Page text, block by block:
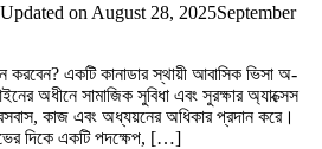
Updated on August 28, 2025September
একটি কানাডার স্থায়ী আবাসিক ভিসা অ-
অধীনে সামাজিক সুবিধা এবং সুরক্ষার অ্যাক্সেস
বসবাস, কাজ এবং অধ্যয়নের অধিকার প্রদান করে।
দিকে একটি পদক্ষেপ, […]